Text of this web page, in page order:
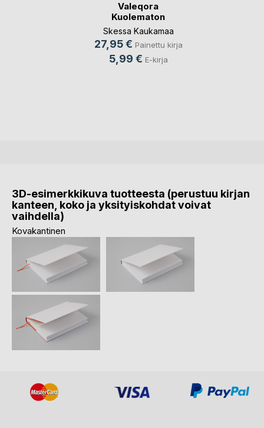
Valeqora
Kuolematon
Skessa Kaukamaa
27,95 € Painettu kirja
5,99 € E-kirja
3D-esimerkkikuva tuotteesta (perustuu kirjan
kanteen, koko ja yksityiskohdat voivat
vaihdella)
Kovakantinen